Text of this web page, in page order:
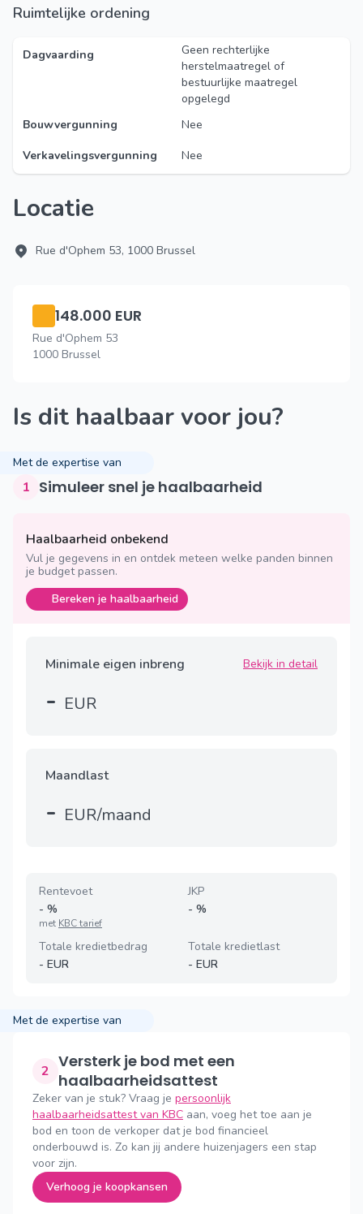
Ruimtelijke ordening
Dagvaarding
Geen rechterlijke
herstelmaatregel of
bestuurlijke maatregel
opgelegd
Bouwvergunning
Nee
Verkavelingsvergunning
Nee
Locatie
Rue d'Ophem 53, 1000 Brussel
148.000 EUR
Rue d'Ophem 53
1000 Brussel
Is dit haalbaar voor jou?
Met de expertise van
1 Simuleer snel je haalbaarheid
Haalbaarheid onbekend
Vul je gegevens in en ontdek meteen welke panden binnen
je budget passen.
Bereken je haalbaarheid
Minimale eigen inbreng Bekijk in detail
- EUR
Maandlast
- EUR/maand
Rentevoet
- %
met KBC tarief
JKP
- %
Totale kredietbedrag
- EUR
Totale kredietlast
- EUR
Met de expertise van
2 Versterk je bod met een
haalbaarheidsattest
Zeker van je stuk? Vraag je persoonlijk
haalbaarheidsattest van KBC aan, voeg het toe aan je
bod en toon de verkoper dat je bod financieel
onderbouwd is. Zo kan jij andere huizenjagers een stap
voor zijn.
Verhoog je koopkansen